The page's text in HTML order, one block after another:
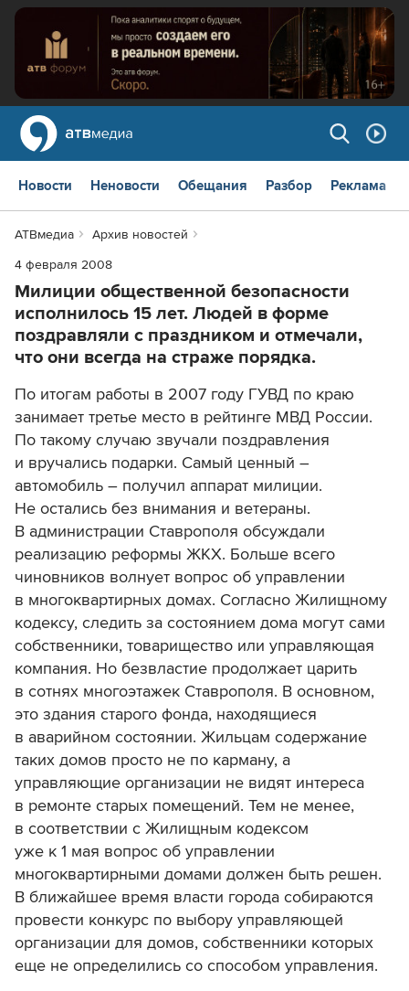
Новости Неновости Обещания Разбор Реклама
АТВмедиа
Архив новостей
4 февраля 2008
Милиции общественной безопасности
исполнилось 15 лет. Людей в форме
поздравляли с праздником и отмечали,
что они всегда на страже порядка.
По итогам работы в 2007 году ГУВД по краю
занимает третье место в рейтинге МВД России.
По такому случаю звучали поздравления
и вручались подарки. Самый ценный –
автомобиль – получил аппарат милиции.
Не остались без внимания и ветераны.
В администрации Ставрополя обсуждали
реализацию реформы ЖКХ. Больше всего
чиновников волнует вопрос об управлении
в многоквартирных домах. Согласно Жилищному
кодексу, следить за состоянием дома могут сами
собственники, товарищество или управляющая
компания. Но безвластие продолжает царить
в сотнях многоэтажек Ставрополя. В основном,
это здания старого фонда, находящиеся
в аварийном состоянии. Жильцам содержание
таких домов просто не по карману, а
управляющие организации не видят интереса
в ремонте старых помещений. Тем не менее,
в соответствии с Жилищным кодексом
уже к 1 мая вопрос об управлении
многоквартирными домами должен быть решен.
В ближайшее время власти города собираются
провести конкурс по выбору управляющей
организации для домов, собственники которых
еще не определились со способом управления.